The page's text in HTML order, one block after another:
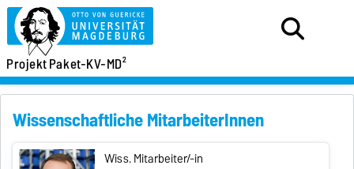
ProjektPaket-KV-MD²
Wissenschaftliche MitarbeiterInnen
Wiss. Mitarbeiter/-in